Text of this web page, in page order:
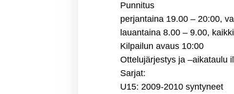
Punnitus
perjantaina 19.00 – 20:00,
lauantaina 8.00 – 9.00,
Kilpailun avaus 10:00
Ottelujärjestys ja –aikataulu
Sarjat:
U15: 2009-2010 syntyneet